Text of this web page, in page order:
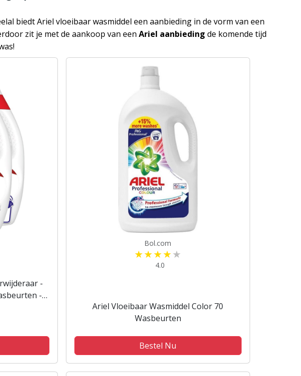
biedt Ariel vloeibaar wasmiddel een aanbieding in de vorm van een
zit je met de aankoop van een Ariel aanbieding de komende tijd
-
-
Bol.com
4.0
Ariel Vloeibaar Wasmiddel Color 70
Wasbeurten
Bestel Nu